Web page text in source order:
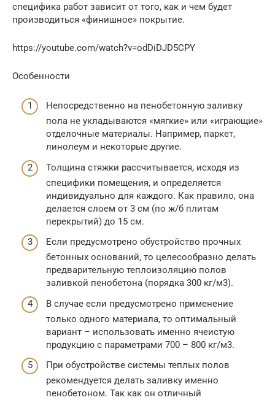
специфика работ зависит от того, как и чем будет
производиться «финишное» покрытие.
https://youtube.com/watch?v=odDiDJD5CPY
Особенности
Непосредственно на пенобетонную заливку
пола не укладываются «мягкие» или «играющие»
отделочные материалы. Например, паркет,
линолеум и некоторые другие.
Толщина стяжки рассчитывается, исходя из
специфики помещения, и определяется
индивидуально для каждого. Как правило, она
делается слоем от 3 см (по ж/б плитам
перекрытий) до 15 см.
Если предусмотрено обустройство прочных
бетонных оснований, то целесообразно делать
предварительную теплоизоляцию полов
заливкой пенобетона (порядка 300 кг/м3).
В случае если предусмотрено применение
только одного материала, то оптимальный
вариант – использовать именно ячеистую
продукцию с параметрами 700 – 800 кг/м3.
При обустройстве системы теплых полов
рекомендуется делать заливку именно
пенобетоном. Так как он отличный